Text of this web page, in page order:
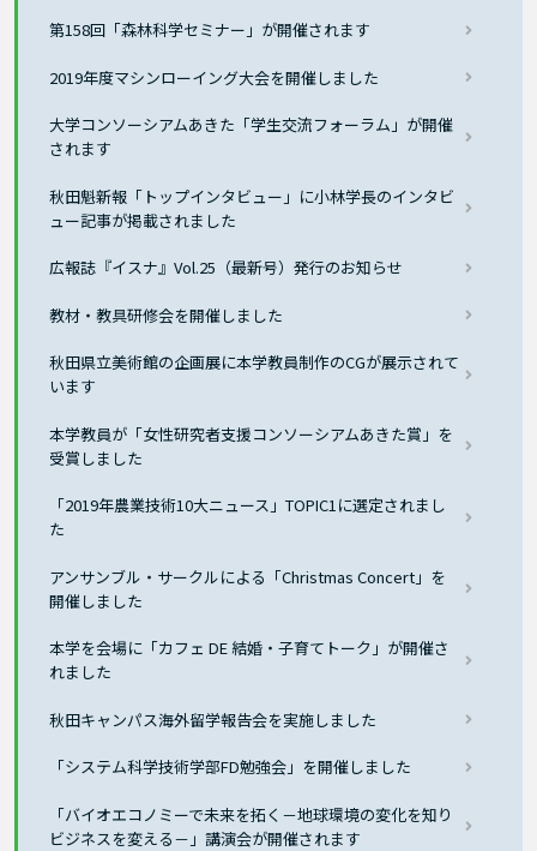
第158回「森林科学セミナー」が開催されます
2019年度マシンローイング大会を開催しました
大学コンソーシアムあきた「学生交流フォーラム」が開催
されます
秋田魁新報「トップインタビュー」に小林学長のインタビ
ュー記事が掲載されました
広報誌『イスナ』Vol.25（最新号）発行のお知らせ
教材・教具研修会を開催しました
秋田県立美術館の企画展に本学教員制作のCGが展示されて
います
本学教員が「女性研究者支援コンソーシアムあきた賞」を
受賞しました
「2019年農業技術10大ニュース」TOPIC1に選定されまし
た
アンサンブル・サークルによる「Christmas Concert」を
開催しました
本学を会場に「カフェ DE 結婚・子育てトーク」が開催さ
れました
秋田キャンパス海外留学報告会を実施しました
「システム科学技術学部FD勉強会」を開催しました
「バイオエコノミーで未来を拓く－地球環境の変化を知り
ビジネスを変える－」講演会が開催されます